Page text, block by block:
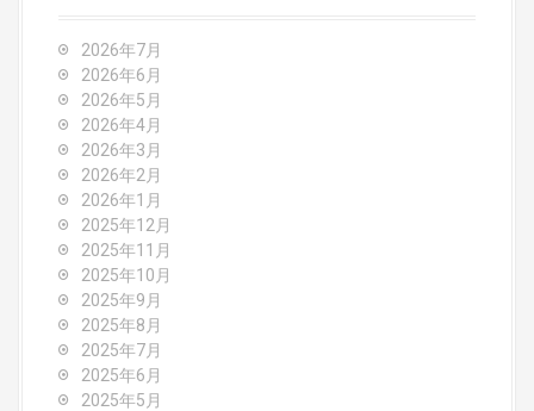
2026年7月
2026年6月
2026年5月
2026年4月
2026年3月
2026年2月
2026年1月
2025年12月
2025年11月
2025年10月
2025年9月
2025年8月
2025年7月
2025年6月
2025年5月